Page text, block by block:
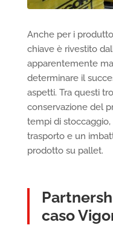
Anche per i
chiave è rivestito
apparentemente
determinare il
aspetti. Tra questi
conservazione del
tempi di
trasporto e un
prodotto su pallet.
caso